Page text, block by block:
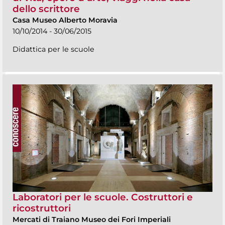
dello scrittore
Casa Museo Alberto Moravia
10/10/2014 - 30/06/2015
Didattica per le scuole
Laboratori per le scuole. Costruttori e
ricostruttori
Mercati di Traiano Museo dei Fori Imperiali